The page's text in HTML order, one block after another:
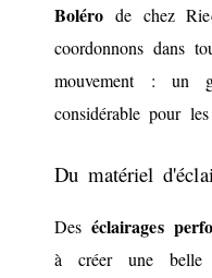
Boléro de chez
coordonnons dans
mouvement : un
considérable pour
Du matériel
Deséclairages
à créer une belle